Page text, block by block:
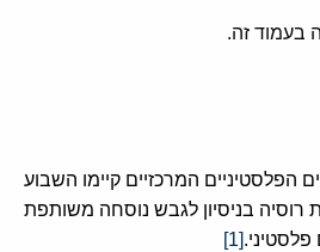
בעמוד זה.
הפלסטיניים המרכזיים קיימו השבוע
בניסיון לגבש נוסחה משותפת
[1]